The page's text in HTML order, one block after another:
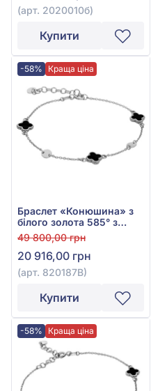
(арт. 2020010б)
Купити
-58% Краща ціна
Браслет «Конюшина» з
білого золота 585° з
чорною емаллю, арт.
820187В
49 800,00 грн
20 916,00 грн
(арт. 820187В)
Купити
-58% Краща ціна